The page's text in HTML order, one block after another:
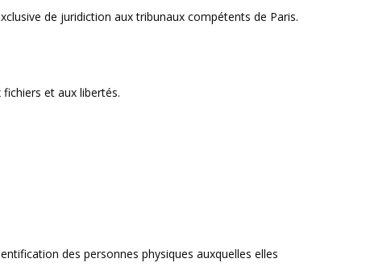
de juridiction aux tribunaux compétents de Paris.
et aux libertés.
des personnes physiques auxquelles elles